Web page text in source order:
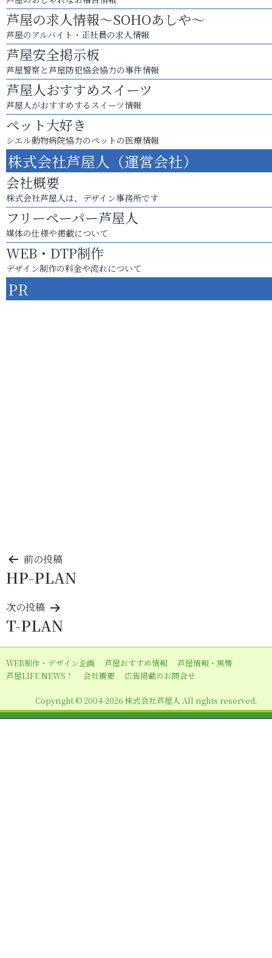
芦屋の求人情報～SOHOあしや～
芦屋のアルバイト・正社員の求人情報
芦屋安全掲示板
芦屋警察と芦屋防犯協会協力の事件情報
芦屋人おすすめスイーツ
芦屋人がおすすめするスイーツ情報
ペット大好き
シエル動物病院協力のペットの医療情報
株式会社芦屋人（運営会社）
会社概要
株式会社芦屋人は、デザイン事務所です
フリーペーパー芦屋人
媒体の仕様や掲載について
WEB・DTP制作
デザイン制作の料金や流れについて
PR
投
稿
ナ
ビ
ゲ
ー
シ
ン
前の投稿
HP-PLAN
次の投稿
T-PLAN
WEB制作・デザイン企画 芦屋おすすめ情報
芦屋情報・黒帯
芦屋LIFE NEWS！
会社概要 広告掲載のお問合せ
Copyright © 2004-2026 株式会社芦屋人 All rights reserved.